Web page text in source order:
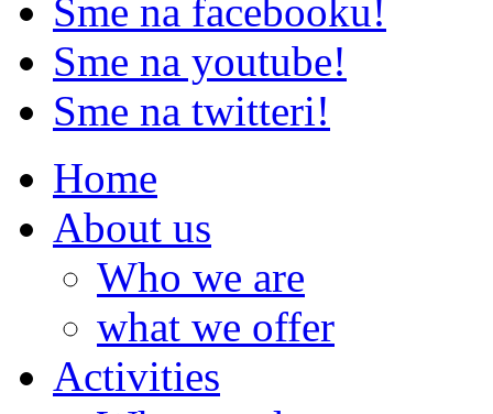
Sme na facebooku!
Sme na youtube!
Sme na twitteri!
Home
About us
Who we are
what we offer
Activities